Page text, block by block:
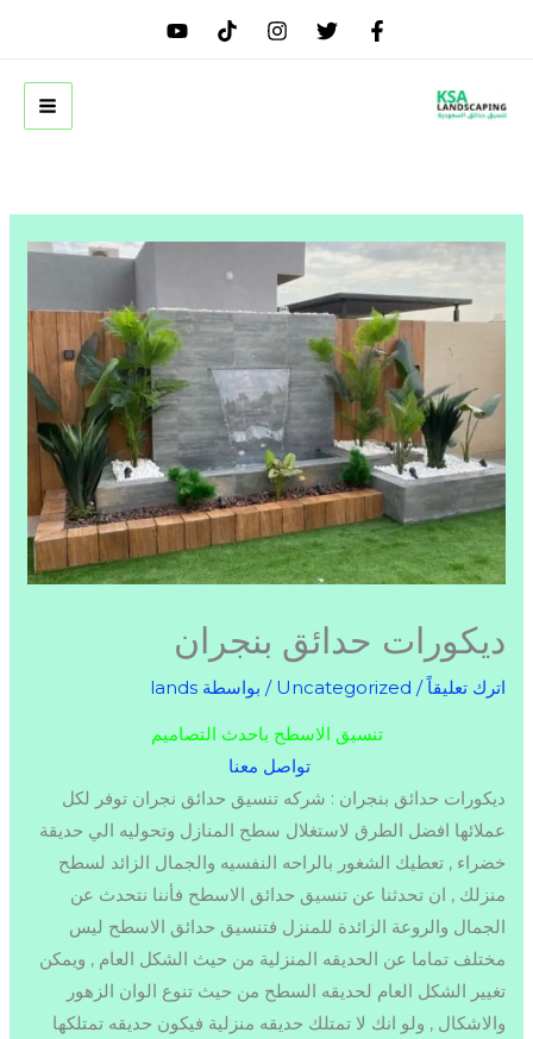
ديكورات حدائق بنجران
اترك تعليقاً /
Uncategorized / بواسطة lands
تنسيق الاسطح باحدث التصاميم
تواصل معنا
ديكورات حدائق بنجران : شركه تنسيق حدائق نجران توفر لكل
عملائها افضل الطرق لاستغلال سطح المنازل وتحوليه الي حديقة
خضراء , تعطيك الشغور بالراحه النفسيه والجمال الزائد لسطح
منزلك , ان تحدثنا عن تنسيق حدائق الاسطح فأننا نتحدث عن
الجمال والروعة الزائدة للمنزل فتنسيق حدائق الاسطح ليس
مختلف تماما عن الحديقه المنزلية من حيث الشكل العام , ويمكن
تغيير الشكل العام لحديقه السطح من حيث تنوع الوان الزهور
والاشكال , ولو انك لا تمتلك حديقه منزلية فيكون حديقه تمتلكها